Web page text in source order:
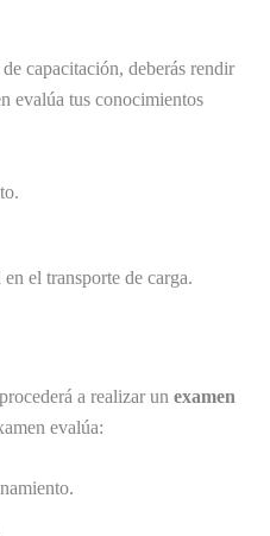
capacitación, deberás rendir
evalúa tus conocimientos
el transporte de carga.
a realizar un examen
evalúa: